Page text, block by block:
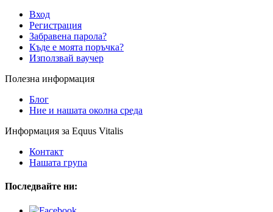
Вход
Регистрация
Забравена парола?
Къде е моята поръчка?
Използвай ваучер
Полезна информация
Блог
Ние и нашата околна среда
Информация за Equus Vitalis
Контакт
Нашата група
Последвайте ни: